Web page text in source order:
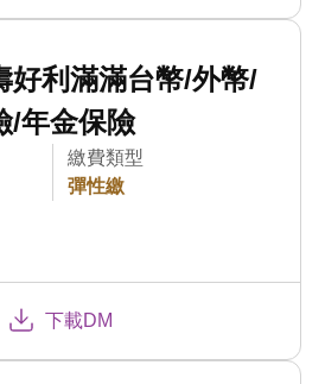
好利滿滿台幣/外幣/
/年金保險
繳費類型
彈性繳
下載DM